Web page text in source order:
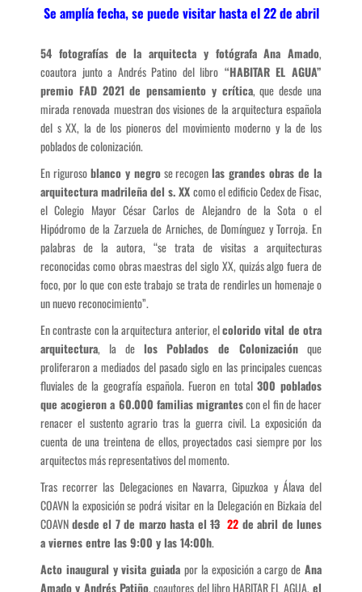
Se amplía fecha, se puede visitar hasta el 22 de abril
54 fotografías de la arquitecta y fotógrafa Ana Amado,
coautora junto a Andrés Patino del libro “HABITAR EL AGUA”
premio FAD 2021 de pensamiento y crítica, que desde una
mirada renovada muestran dos visiones de la arquitectura española
del s XX, la de los pioneros del movimiento moderno y la de los
poblados de colonización.
En rigurosoblanco y negrose recogenlas grandes obras de la
arquitectura madrileña del s. XXcomo el edificio Cedex de Fisac,
el Colegio Mayor César Carlos de Alejandro de la Sota o el
Hipódromo de la Zarzuela de Arniches, de Domínguez y Torroja. En
palabras de la autora, “se trata de visitas a arquitecturas
reconocidas como obras maestras del siglo XX, quizás algo fuera de
foco, por lo que con este trabajo se trata de rendirles un homenaje o
un nuevo reconocimiento”.
En contraste con la arquitectura anterior, elcolorido vital de otra
arquitectura, la de los Poblados de Colonización que
proliferaron a mediados del pasado siglo en las principales cuencas
fluviales de la geografía española. Fueron en total 300 poblados
que acogieron a 60.000 familias migrantescon el fin de hacer
renacer el sustento agrario tras la guerra civil. La exposición da
cuenta de una treintena de ellos, proyectados casi siempre por los
arquitectos más representativos del momento.
Tras recorrer las Delegaciones en Navarra, Gipuzkoa y Álava del
COAVN la exposición se podrá visitar en la Delegación en Bizkaia del
COAVNdesde el 7 de marzo hasta el 13 22 de abril de lunes
a viernes entre las 9:00 y las 14:00h.
Acto inaugural y visita guiadapor la exposición a cargo de Ana
Amado y Andrés Patiño, coautores del libro HABITAR EL AGUA, el